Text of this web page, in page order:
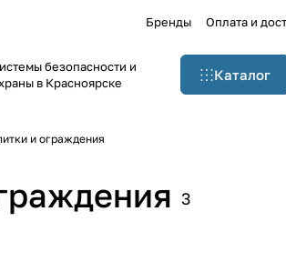
Бренды Оплата и
безопасности и
в Красноярске
Каталог
и ограждения
3